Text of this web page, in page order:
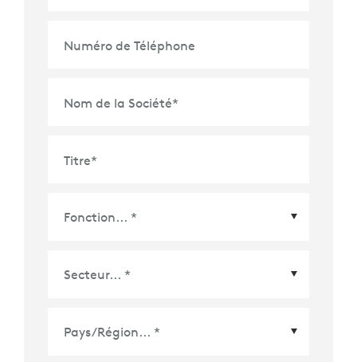
Numéro de Téléphone
Nom de la Société*
Titre*